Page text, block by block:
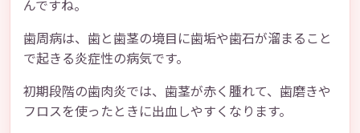
んですね。
歯周病は、歯と歯茎の境目に歯垢や歯石が溜まること
で起きる炎症性の病気です。
初期段階の歯肉炎では、歯茎が赤く腫れて、歯磨きや
フロスを使ったときに出血しやすくなります。